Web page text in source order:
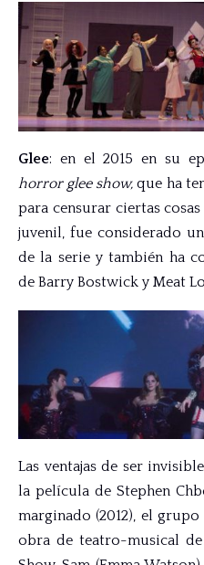
Glee: en el 2015 en su
horror glee show,que ha
para censurar ciertas
juvenil, fue considerado
de la serie y también ha
de Barry Bostwick y Meat
Las ventajas de ser
la película de Stephen
marginado (2012), el
obra de teatro-musical